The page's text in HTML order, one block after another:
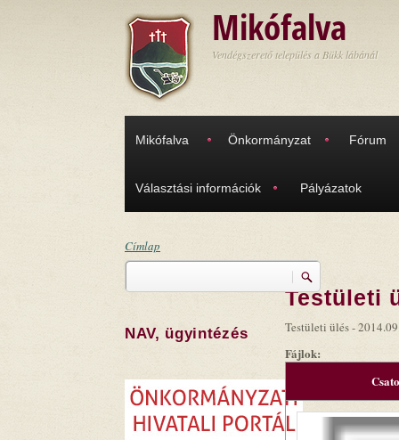
Mikófalva
Vendégszerető település a Bükk lábánál
Mikófalva Önkormányzat Fórum
Választási információk Pályázatok
Címlap
Keresés
NAV, ügyintézés
Testületi
Testületi ülés -
Fájlok: